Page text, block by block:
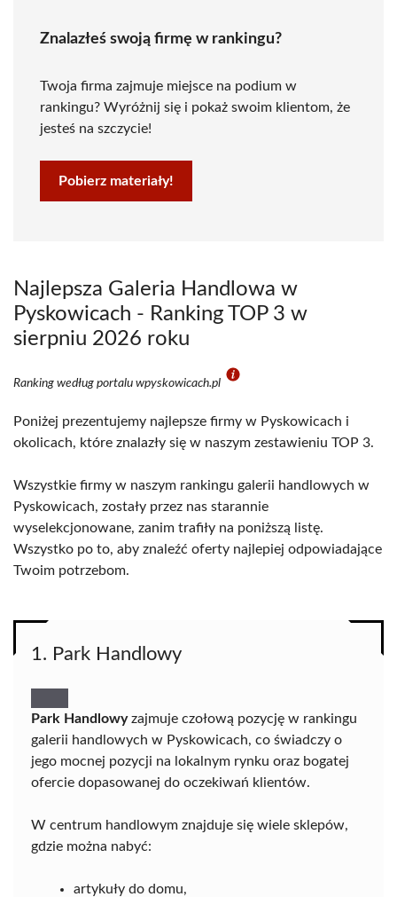
Znalazłeś swoją firmę w rankingu?
Twoja firma zajmuje miejsce na podium w
rankingu? Wyróżnij się i pokaż swoim klientom, że
jesteś na szczycie!
Pobierz materiały!
Najlepsza Galeria Handlowa w
Pyskowicach - Ranking TOP 3 w
sierpniu 2026 roku
Ranking według portalu wpyskowicach.pl
Poniżej prezentujemy najlepsze firmy w Pyskowicach i
okolicach, które znalazły się w naszym zestawieniu TOP 3.
Wszystkie firmy w naszym rankingu galerii handlowych w
Pyskowicach, zostały przez nas starannie
wyselekcjonowane, zanim trafiły na poniższą listę.
Wszystko po to, aby znaleźć oferty najlepiej odpowiadające
Twoim potrzebom.
1. Park Handlowy
Park Handlowyzajmuje czołową pozycję w rankingu
galerii handlowych w Pyskowicach, co świadczy o
jego mocnej pozycji na lokalnym rynku oraz bogatej
ofercie dopasowanej do oczekiwań klientów.
W centrum handlowym znajduje się wiele sklepów,
gdzie można nabyć:
artykuły do domu,